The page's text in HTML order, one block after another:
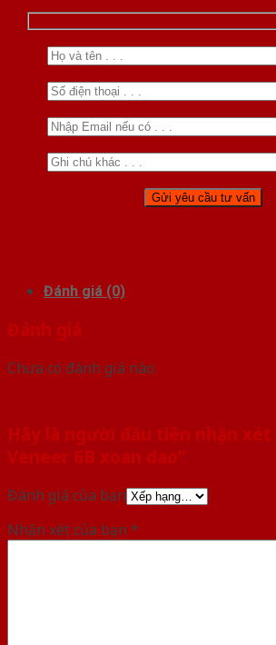
Đánh giá (0)
Đánh giá
Chưa có đánh giá nào.
Hãy là người đầu tiên nhận xét
Veneer 6B xoan dao”
Đánh giá của bạn
Nhận xét của bạn *